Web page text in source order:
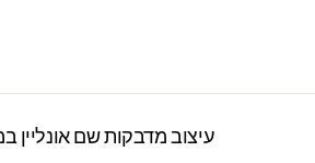
עיצוב מדבקות שם אונליין